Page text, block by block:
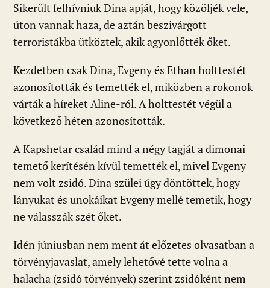
Sikerült felhívniuk Dina apját, hogy közöljék vele,
úton vannak haza, de aztán beszivárgott
terroristákba ütköztek, akik agyonlőtték őket.
Kezdetben csak Dina, Evgeny és Ethan holttestét
azonosították és temették el, miközben a rokonok
várták a híreket Aline-ról. A holttestét végül a
következő héten azonosították.
A Kapshetar család mind a négy tagját a dimonai
temető kerítésén kívül temették el, mivel Evgeny
nem volt zsidó. Dina szülei úgy döntöttek, hogy
lányukat és unokáikat Evgeny mellé temetik, hogy
ne válasszák szét őket.
Idén júniusban nem ment át előzetes olvasatban a
törvényjavaslat, amely lehetővé tette volna a
halacha (zsidó törvények) szerint zsidóként nem